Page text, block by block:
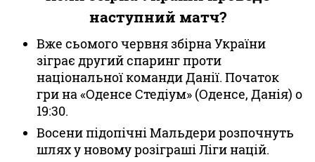
наступний матч?
Вже сьомого червня збірна України
зіграє другий спаринг проти
національної команди Данії. Початок
гри на «Оденсе Стедіум» (Оденсе, Данія) о
19:30.
Восени підопічні Мальдери розпочнуть
шлях у новому розіграші Ліги націй.